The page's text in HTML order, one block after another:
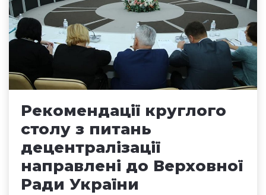
Рекомендації круглого
столу з питань
децентралізації
направлені до Верховної
Ради України